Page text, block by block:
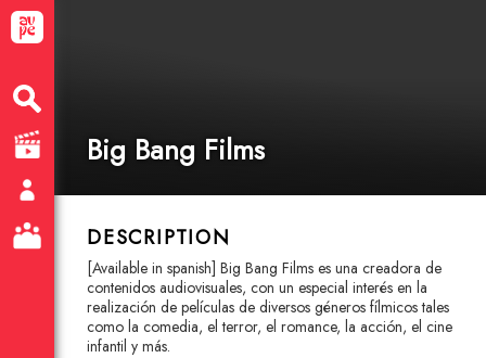
Big Bang Films
DESCRIPTION
[Available in spanish] Big Bang Films es una creadora de
contenidos audiovisuales, con un especial interés en la
realización de películas de diversos géneros fílmicos tales
como la comedia, el terror, el romance, la acción, el cine
infantil y más.